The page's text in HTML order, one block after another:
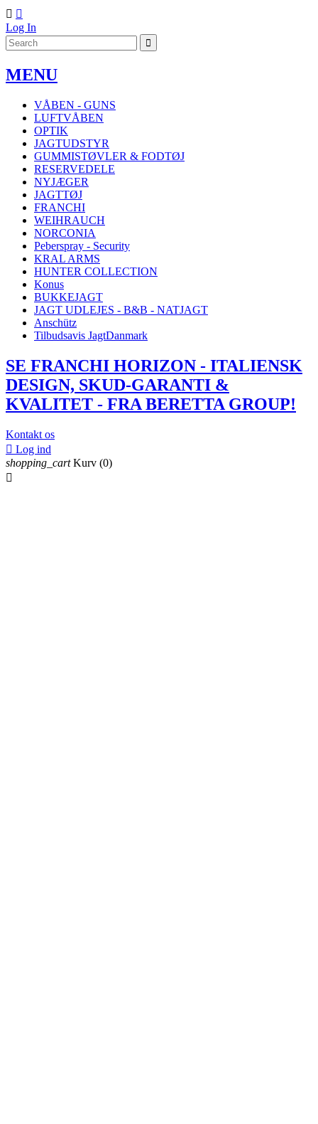
 
Log In
MENU
VÅBEN - GUNS
LUFTVÅBEN
OPTIK
JAGTUDSTYR
GUMMISTØVLER & FODTØJ
RESERVEDELE
NYJÆGER
JAGTTØJ
FRANCHI
WEIHRAUCH
NORCONIA
Peberspray - Security
KRAL ARMS
HUNTER COLLECTION
Konus
BUKKEJAGT
JAGT UDLEJES - B&B - NATJAGT
Anschütz
Tilbudsavis JagtDanmark
SE FRANCHI HORIZON - ITALIENSK
DESIGN, SKUD-GARANTI &
KVALITET - FRA BERETTA GROUP!
Kontakt os
 Log ind
shopping_cart Kurv (0)
